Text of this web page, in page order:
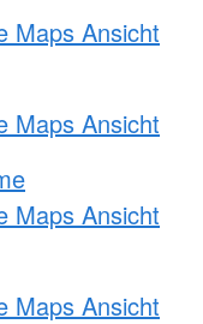
Maps Ansicht
Maps Ansicht
Maps Ansicht
Maps Ansicht